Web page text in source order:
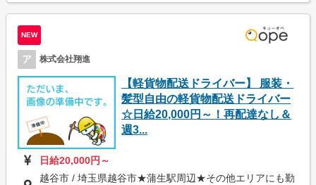
NEW
ア 株式会社翔進
【軽貨物配送ドライバー】 服装・
髪型自由の軽貨物配送ドライバー
☆日給20,000円～！再配達なし＆
週3...
日給20,000円～
越谷市 / 埼玉県越谷市★蒲生駅周辺★その他エリアにも勤